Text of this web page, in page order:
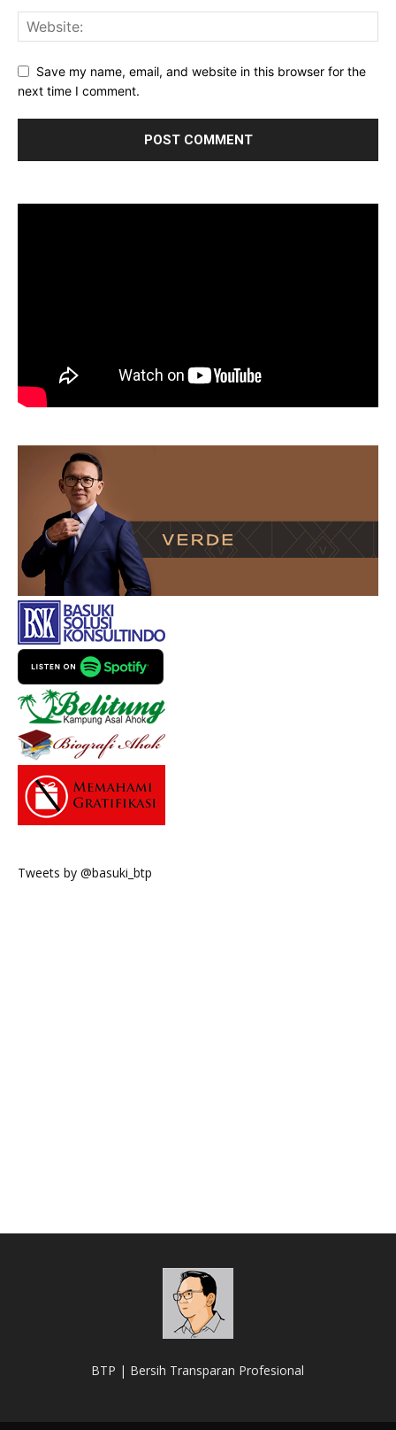
Save my name, email, and website in this browser for the
next time I comment.
Tweets by @basuki_btp
BTP | Bersih Transparan Profesional